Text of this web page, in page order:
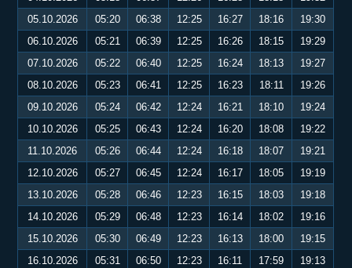
05.10.2026
05:20 06:38 12:25 16:27 18:16
19:30
06.10.2026
05:21 06:39 12:25 16:26 18:15
19:29
07.10.2026
05:22 06:40 12:25 16:24 18:13
19:27
08.10.2026
05:23 06:41 12:25 16:23 18:11
19:26
09.10.2026
05:24 06:42 12:24 16:21 18:10
19:24
10.10.2026
05:25 06:43 12:24 16:20 18:08
19:22
11.10.2026
05:26 06:44 12:24 16:18 18:07
19:21
12.10.2026
05:27 06:45 12:24 16:17 18:05
19:19
13.10.2026
05:28 06:46 12:23 16:15 18:03
19:18
14.10.2026
05:29 06:48 12:23 16:14 18:02
19:16
15.10.2026
05:30 06:49 12:23 16:13 18:00
19:15
16.10.2026
05:31 06:50 12:23 16:11 17:59
19:13